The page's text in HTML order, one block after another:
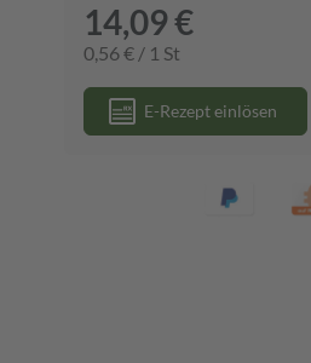
14,09 €
0,56 € / 1 St
E-Rezept einlösen